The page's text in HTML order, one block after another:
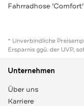
* Unverbindliche
Ersparnis ggü. der UVP,
Unternehmen
Über uns
Karriere